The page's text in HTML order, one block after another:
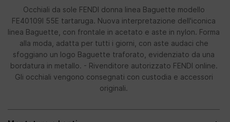
Occhiali da sole FENDI donna linea Baguette modello
FE40109I 55E tartaruga. Nuova interpretazione dell'iconica
linea Baguette, con frontale in acetato e aste in nylon. Forma
alla moda, adatta per tutti i giorni, con aste audaci che
sfoggiano un logo Baguette traforato, evidenziato da una
bordatura in metallo. - Rivenditore autorizzato FENDI online.
Gli occhiali vengono consegnati con custodia e accessori
originali.